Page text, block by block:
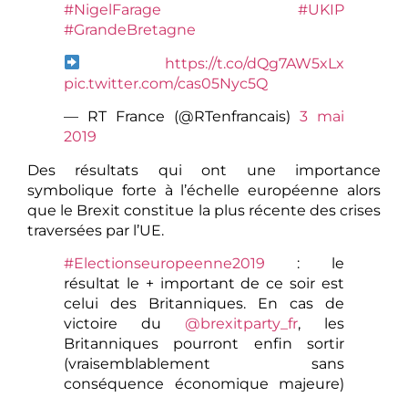
#NigelFarage
#UKIP
#GrandeBretagne
https://t.co/dQg7AW5xLx
pic.twitter.com/cas05Nyc5Q
— RT France (@RTenfrancais) 3 mai
2019
Des résultats qui ont une importance
symbolique forte à l’échelle européenne alors
que le Brexit constitue la plus récente des crises
traversées par l’UE.
#Electionseuropeenne2019 : le
résultat le + important de ce soir est
celui des Britanniques. En cas de
victoire du @brexitparty_fr, les
Britanniques pourront enfin sortir
(vraisemblablement sans
conséquence économique majeure)